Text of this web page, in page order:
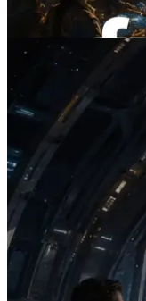
이 글 읽기
2026.07.04
ERPC, x402